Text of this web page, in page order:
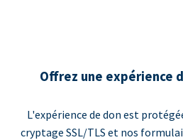
Offrez une expérience
L'expérience de don est
cryptage SSL/TLS et nos